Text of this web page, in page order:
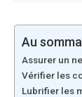
Au
Assurer un
Vérifier les
Lubrifier les